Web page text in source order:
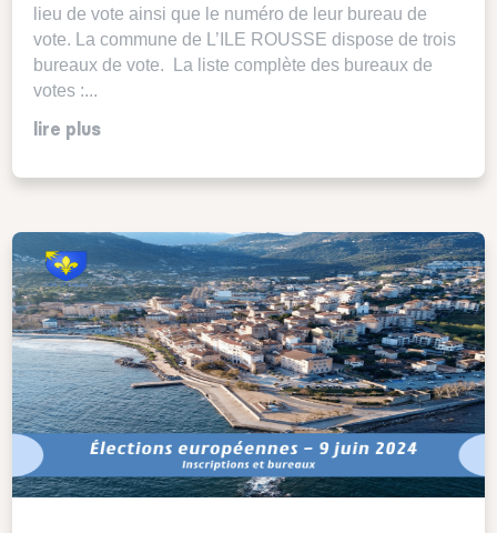
lieu de vote ainsi que le numéro de leur bureau de
vote. La commune de L’ILE ROUSSE dispose de trois
bureaux de vote. La liste complète des bureaux de
votes :...
lire plus